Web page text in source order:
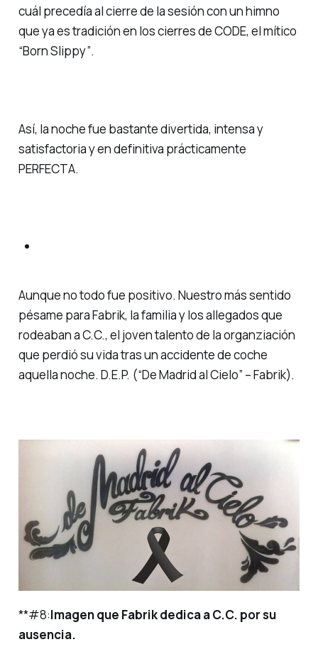
cuál precedía al cierre de la sesión con un himno
que ya es tradición en los cierres de CODE, el mítico
“Born Slippy”.
Así, la noche fue bastante divertida, intensa y
satisfactoria y en definitiva prácticamente
PERFECTA.
Aunque no todo fue positivo. Nuestro más sentido
pésame para Fabrik, la familia y los allegados que
rodeaban a C.C., el joven talento de la organziación
que perdió su vida tras un accidente de coche
aquella noche. D.E.P. (“De Madrid al Cielo” – Fabrik).
**#8:Imagen que Fabrik dedica a C.C. por su
ausencia.